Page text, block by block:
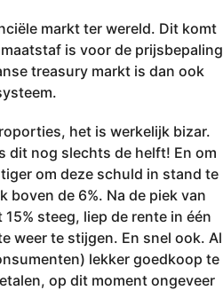
markt ter wereld. Dit komt
is voor de prijsbepaling
treasury markt is dan ook
het is werkelijk bizar.
dit nog slechts de helft! En om
om deze schuld in stand te
boven de 6%. Na de piek van
steeg, liep de rente in één
weer te stijgen. En snel ook. Al
lekker goedkoop te
op dit moment ongeveer